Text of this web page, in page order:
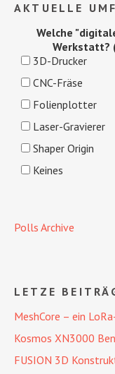
AKTUELLE
Welche
Werkstatt?
3D-Drucker
CNC-Fräse
Folienplotter
Laser-Gravierer
Shaper Origin
Keines
Polls Archive
LETZE
MeshCore – ein
Kosmos XN3000
FUSION 3D